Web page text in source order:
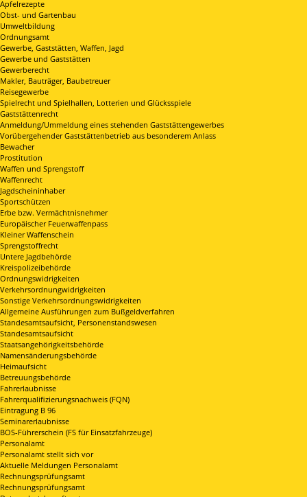
Apfelrezepte
Obst- und Gartenbau
Umweltbildung
Ordnungsamt
Gewerbe, Gaststätten, Waffen, Jagd
Gewerbe und Gaststätten
Gewerberecht
Makler, Bauträger, Baubetreuer
Reisegewerbe
Spielrecht und Spielhallen, Lotterien und Glücksspiele
Gaststättenrecht
Anmeldung/Ummeldung eines stehenden Gaststättengewerbes
Vorübergehender Gaststättenbetrieb aus besonderem Anlass
Bewacher
Prostitution
Waffen und Sprengstoff
Waffenrecht
Jagdscheininhaber
Sportschützen
Erbe bzw. Vermächtnisnehmer
Europäischer Feuerwaffenpass
Kleiner Waffenschein
Sprengstoffrecht
Untere Jagdbehörde
Kreispolizeibehörde
Ordnungswidrigkeiten
Verkehrsordnungwidrigkeiten
Sonstige Verkehrsordnungswidrigkeiten
Allgemeine Ausführungen zum Bußgeldverfahren
Standesamtsaufsicht, Personenstandswesen
Standesamtsaufsicht
Staatsangehörigkeitsbehörde
Namensänderungsbehörde
Heimaufsicht
Betreuungsbehörde
Fahrerlaubnisse
Fahrerqualifizierungsnachweis (FQN)
Eintragung B 96
Seminarerlaubnisse
BOS-Führerschein (FS für Einsatzfahrzeuge)
Personalamt
Personalamt stellt sich vor
Aktuelle Meldungen Personalamt
Rechnungsprüfungsamt
Rechnungsprüfungsamt